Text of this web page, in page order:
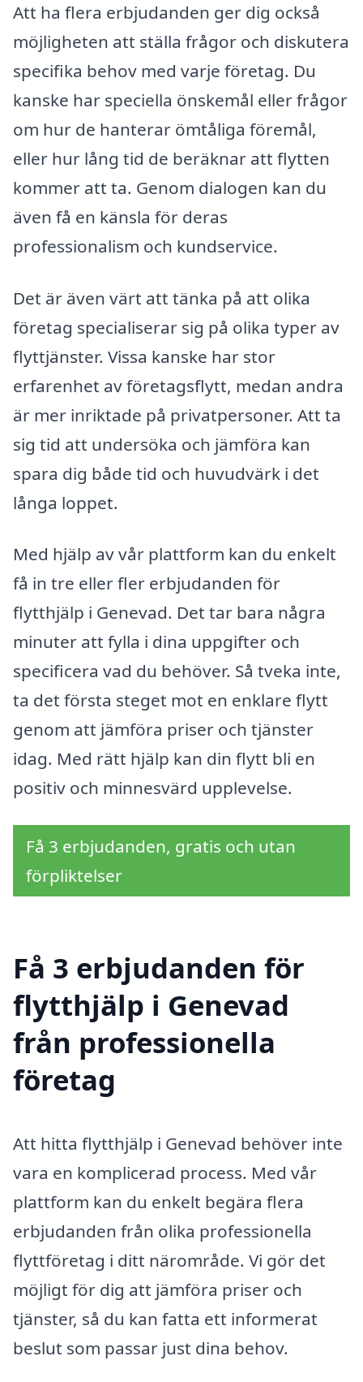
Att ha flera erbjudanden ger dig också
möjligheten att ställa frågor och diskutera
specifika behov med varje företag. Du
kanske har speciella önskemål eller frågor
om hur de hanterar ömtåliga föremål,
eller hur lång tid de beräknar att flytten
kommer att ta. Genom dialogen kan du
även få en känsla för deras
professionalism och kundservice.
Det är även värt att tänka på att olika
företag specialiserar sig på olika typer av
flyttjänster. Vissa kanske har stor
erfarenhet av företagsflytt, medan andra
är mer inriktade på privatpersoner. Att ta
sig tid att undersöka och jämföra kan
spara dig både tid och huvudvärk i det
långa loppet.
Med hjälp av vår plattform kan du enkelt
få in tre eller fler erbjudanden för
flytthjälp i Genevad. Det tar bara några
minuter att fylla i dina uppgifter och
specificera vad du behöver. Så tveka inte,
ta det första steget mot en enklare flytt
genom att jämföra priser och tjänster
idag. Med rätt hjälp kan din flytt bli en
positiv och minnesvärd upplevelse.
Få 3 erbjudanden, gratis och utan
förpliktelser
Få 3 erbjudanden för
flytthjälp i Genevad
från professionella
företag
Att hitta flytthjälp i Genevad behöver inte
vara en komplicerad process. Med vår
plattform kan du enkelt begära flera
erbjudanden från olika professionella
flyttföretag i ditt närområde. Vi gör det
möjligt för dig att jämföra priser och
tjänster, så du kan fatta ett informerat
beslut som passar just dina behov.